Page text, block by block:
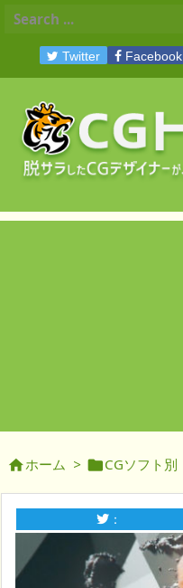
Twitter Facebook
ホーム > CGソフト別
：